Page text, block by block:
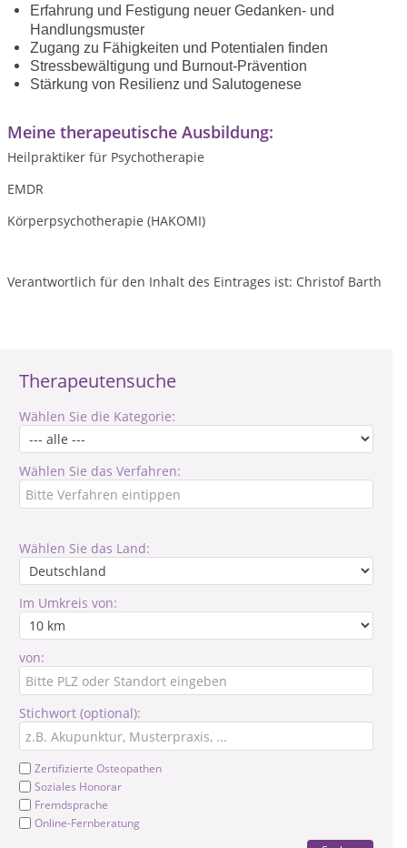
Therapeutensuche
Wählen Sie die Kategorie:
Wählen Sie das Verfahren:
Wählen Sie das Land:
Im Umkreis von:
von:
Stichwort (optional):
Zertifizierte Osteopathen
Soziales Honorar
Fremdsprache
Online-Fernberatung
Erfahrung und Festigung neuer Gedanken- und
Handlungsmuster
Zugang zu Fähigkeiten und Potentialen finden
Stressbewältigung und Burnout-Prävention
Stärkung von Resilienz und Salutogenese
Meine therapeutische Ausbildung:
Heilpraktiker für Psychotherapie
EMDR
Körperpsychotherapie (HAKOMI)
Verantwortlich für den Inhalt des Eintrages ist: Christof Barth